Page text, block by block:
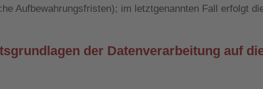
Aufbewahrungsfristen); im letztgenannten Fall erfolgt
der Datenverarbeitung auf